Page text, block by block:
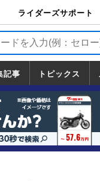
ライダーズサポート
ライダーズサポート
TOP
バイク輸送
バイクガレージライ
フ
バイク車両保険
ロードサービス
バイク試乗
記事 トピックス
トピックス
一覧
ホンダ
ヤマハ
スズキ
カワサキ
ハーレーダ
ビッドソン
BMW
ドゥカティ
トライアン
フ